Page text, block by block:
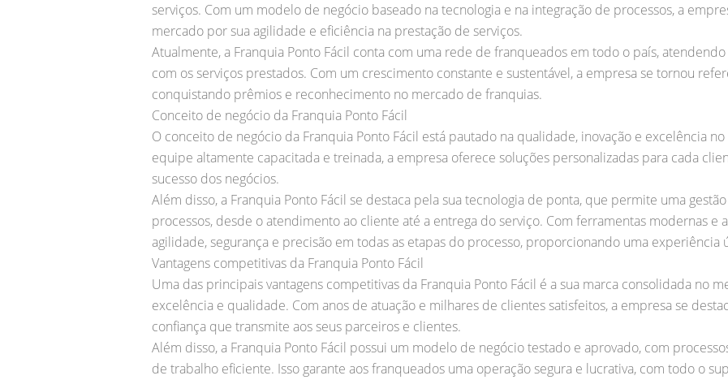
serviços. Com um modelo de negócio baseado na tecnologia e na integração de processos, a
mercado por sua agilidade e eficiência na prestação de serviços.
Atualmente, a Franquia Ponto Fácil conta com uma rede de franqueados em todo o país,
com os serviços prestados. Com um crescimento constante e sustentável, a empresa se tornou
conquistando prêmios e reconhecimento no mercado de franquias.
Conceito de negócio da Franquia Ponto Fácil
O conceito de negócio da Franquia Ponto Fácil está pautado na qualidade, inovação e excelência
equipe altamente capacitada e treinada, a empresa oferece soluções personalizadas para cada
sucesso dos negócios.
Além disso, a Franquia Ponto Fácil se destaca pela sua tecnologia de ponta, que permite uma
processos, desde o atendimento ao cliente até a entrega do serviço. Com ferramentas modernas e
agilidade, segurança e precisão em todas as etapas do processo, proporcionando uma experiência
Vantagens competitivas da Franquia Ponto Fácil
Uma das principais vantagens competitivas da Franquia Ponto Fácil é a sua marca consolidada no
excelência e qualidade. Com anos de atuação e milhares de clientes satisfeitos, a empresa se
confiança que transmite aos seus parceiros e clientes.
Além disso, a Franquia Ponto Fácil possui um modelo de negócio testado e aprovado, com
de trabalho eficiente. Isso garante aos franqueados uma operação segura e lucrativa, com todo o